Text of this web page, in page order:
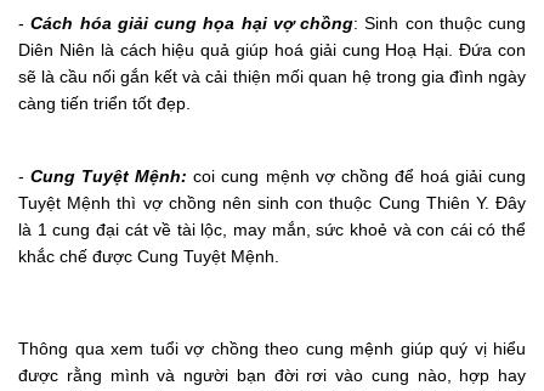
-Cách hóa giải cung họa hại vợ chồng: Sinh con thuộc cung
Diên Niên là cách hiệu quả giúp hoá giải cung Hoạ Hại. Đứa con
sẽ là cầu nối gắn kết và cải thiện mối quan hệ trong gia đình ngày
càng tiến triển tốt đẹp.
-Cung Tuyệt Mệnh: coi cung mệnh vợ chồng để hoá giải cung
Tuyệt Mệnh thì vợ chồng nên sinh con thuộc Cung Thiên Y. Đây
là 1 cung đại cát về tài lộc, may mắn, sức khoẻ và con cái có thể
khắc chế được Cung Tuyệt Mệnh.
Thông qua xem tuổi vợ chồng theo cung mệnh giúp quý vị hiểu
được rằng mình và người bạn đời rơi vào cung nào, hợp hay